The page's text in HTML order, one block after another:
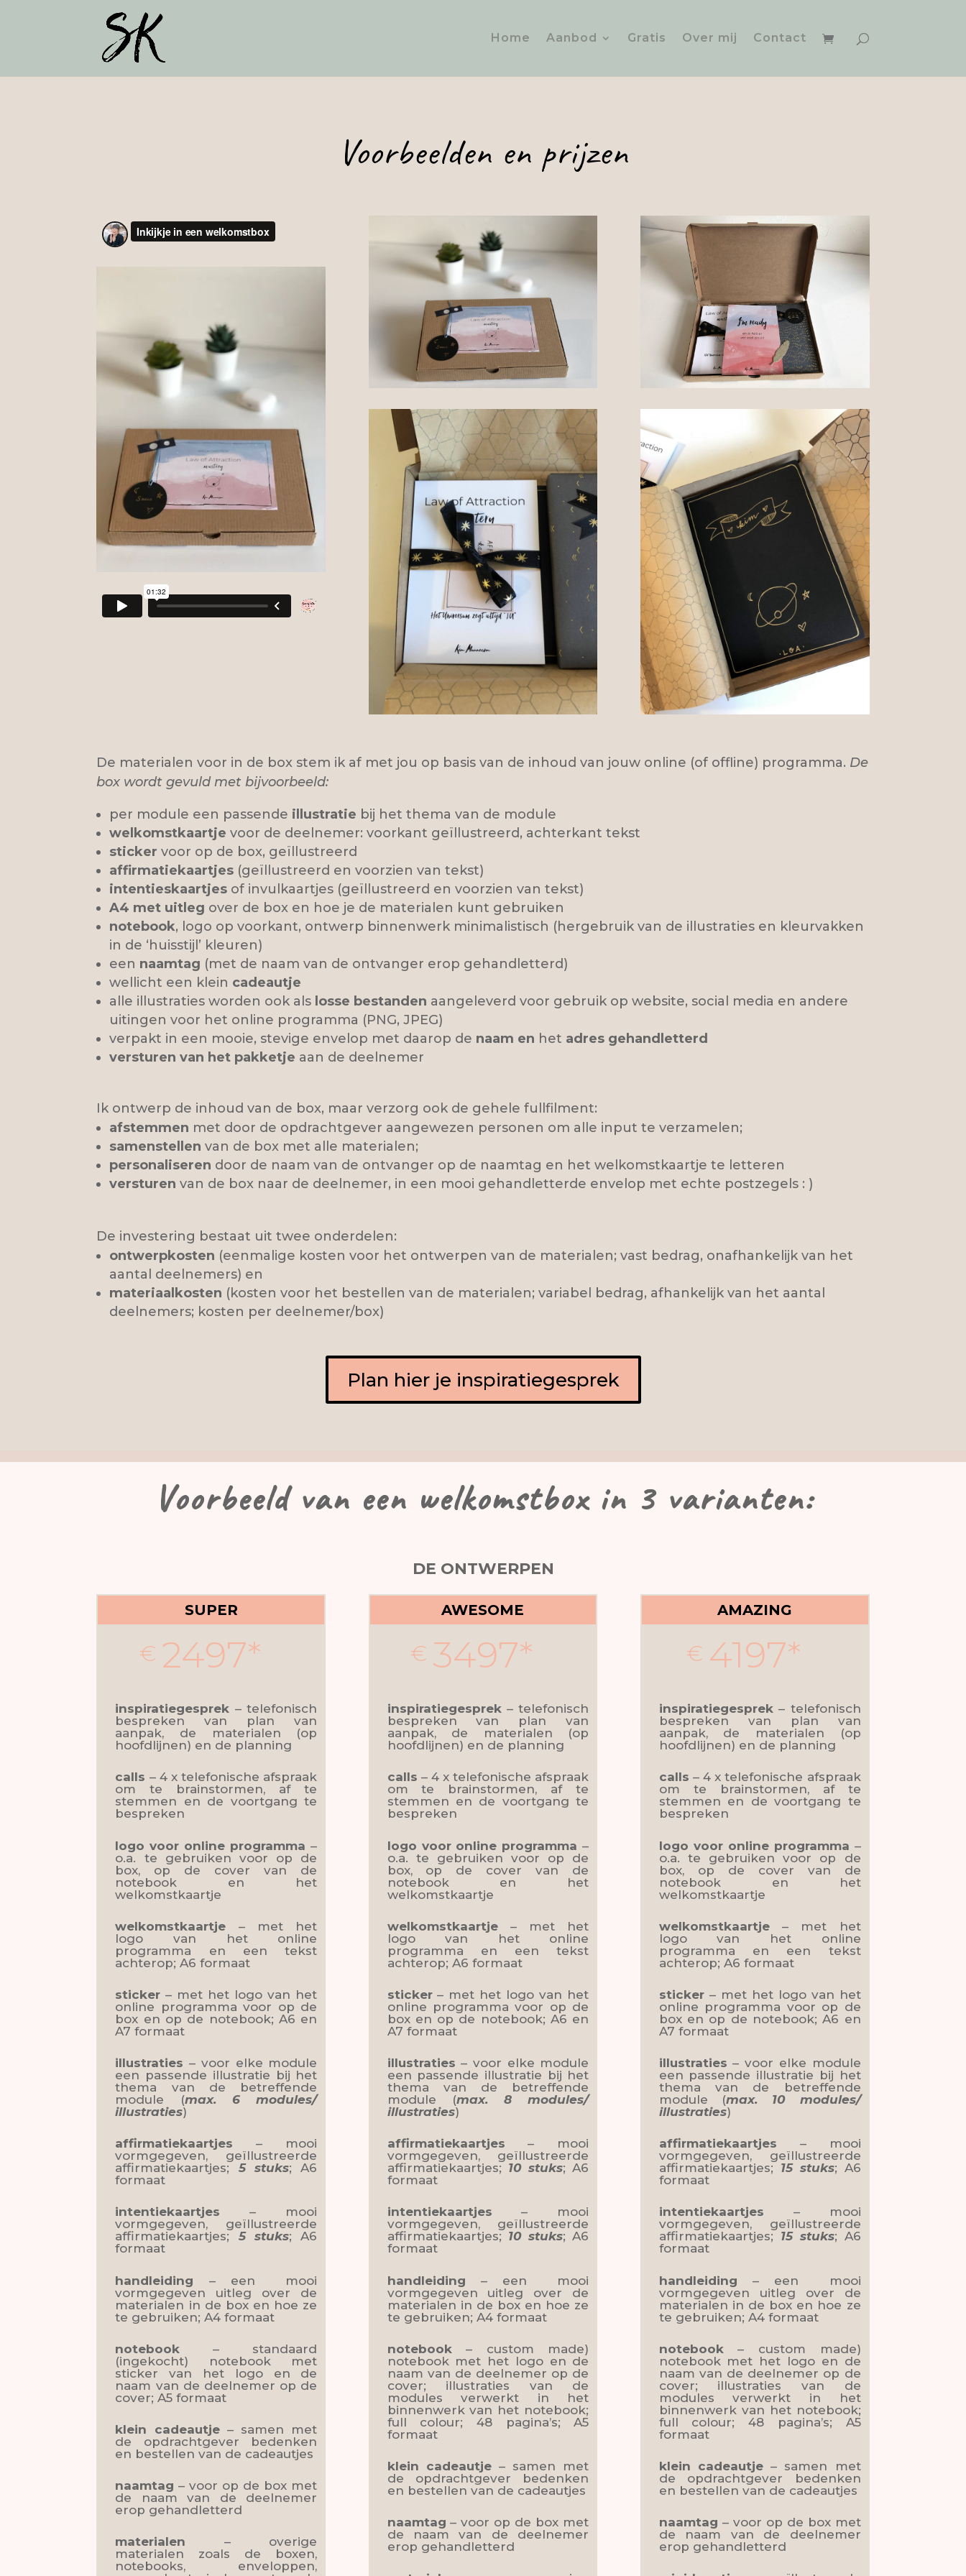
Home Aanbod Gratis Over mij Contact
Voorbeelden en prijzen
De materialen voor in de box stem ik af met jou op basis van de inhoud van jouw online (of offline) programma. De
box wordt gevuld met bijvoorbeeld:
per module een passende illustratie bij het thema van de module
welkomstkaartje voor de deelnemer: voorkant geïllustreerd, achterkant tekst
sticker voor op de box, geïllustreerd
affirmatiekaartjes (geïllustreerd en voorzien van tekst)
intentieskaartjes of invulkaartjes (geïllustreerd en voorzien van tekst)
A4 met uitleg over de box en hoe je de materialen kunt gebruiken
notebook, logo op voorkant, ontwerp binnenwerk minimalistisch (hergebruik van de illustraties en kleurvakken
in de ‘huisstijl’ kleuren)
een naamtag (met de naam van de ontvanger erop gehandletterd)
wellicht een klein cadeautje
alle illustraties worden ook als losse bestanden aangeleverd voor gebruik op website, social media en andere
uitingen voor het online programma (PNG, JPEG)
verpakt in een mooie, stevige envelop met daarop de naam en het adres gehandletterd
versturen van het pakketje aan de deelnemer
Ik ontwerp de inhoud van de box, maar verzorg ook de gehele fullfilment:
afstemmen met door de opdrachtgever aangewezen personen om alle input te verzamelen;
samenstellen van de box met alle materialen;
personaliseren door de naam van de ontvanger op de naamtag en het welkomstkaartje te letteren
versturen van de box naar de deelnemer, in een mooi gehandletterde envelop met echte postzegels : )
De investering bestaat uit twee onderdelen:
ontwerpkosten (eenmalige kosten voor het ontwerpen van de materialen; vast bedrag, onafhankelijk van het
aantal deelnemers) en
materiaalkosten (kosten voor het bestellen van de materialen; variabel bedrag, afhankelijk van het aantal
deelnemers; kosten per deelnemer/box)
Plan hier je inspiratiegesprek
Voorbeeld van een welkomstbox in 3 varianten:
DE ONTWERPEN
SUPER
€ 2497*
inspiratiegesprek – telefonisch
bespreken van plan van
aanpak, de materialen (op
hoofdlijnen) en de planning
calls – 4 x telefonische afspraak
om te brainstormen, af te
stemmen en de voortgang te
bespreken
logo voor online programma –
o.a. te gebruiken voor op de
box, op de cover van de
notebook en het
welkomstkaartje
welkomstkaartje – met het
logo van het online
programma en een tekst
achterop; A6 formaat
sticker – met het logo van het
online programma voor op de
box en op de notebook; A6 en
A7 formaat
illustraties – voor elke module
een passende illustratie bij het
thema van de betreffende
module (max. 6 modules/
illustraties)
affirmatiekaartjes – mooi
vormgegeven, geïllustreerde
affirmatiekaartjes; 5 stuks; A6
formaat
intentiekaartjes – mooi
vormgegeven, geïllustreerde
affirmatiekaartjes; 5 stuks; A6
formaat
handleiding – een mooi
vormgegeven uitleg over de
materialen in de box en hoe ze
te gebruiken; A4 formaat
notebook – standaard
(ingekocht) notebook met
sticker van het logo en de
naam van de deelnemer op de
cover; A5 formaat
klein cadeautje– samen met
de opdrachtgever bedenken
en bestellen van de cadeautjes
naamtag – voor op de box met
de naam van de deelnemer
erop gehandletterd
materialen – overige
materialen zoals de boxen,
notebooks, enveloppen,
AWESOME
€ 3497*
inspiratiegesprek– telefonisch
bespreken van plan van
aanpak, de materialen (op
hoofdlijnen) en de planning
calls – 4 x telefonische afspraak
om te brainstormen, af te
stemmen en de voortgang te
bespreken
logo voor online programma –
o.a. te gebruiken voor op de
box, op de cover van de
notebook en het
welkomstkaartje
welkomstkaartje– met het
logo van het online
programma en een tekst
achterop; A6 formaat
sticker– met het logo van het
online programma voor op de
box en op de notebook; A6 en
A7 formaat
illustraties – voor elke module
een passende illustratie bij het
thema van de betreffende
module (max. 8 modules/
illustraties)
affirmatiekaartjes – mooi
vormgegeven, geïllustreerde
affirmatiekaartjes; 10 stuks; A6
formaat
intentiekaartjes – mooi
vormgegeven, geïllustreerde
affirmatiekaartjes; 10 stuks; A6
formaat
handleiding – een mooi
vormgegeven uitleg over de
materialen in de box en hoe ze
te gebruiken; A4 formaat
notebook– custom made)
notebook met het logo en de
naam van de deelnemer op de
cover; illustraties van de
modules verwerkt in het
binnenwerk van het notebook;
full colour; 48 pagina’s; A5
formaat
klein cadeautje– samen met
de opdrachtgever bedenken
en bestellen van de cadeautjes
naamtag – voor op de box met
de naam van de deelnemer
erop gehandletterd
AMAZING
€ 4197*
inspiratiegesprek– telefonisch
bespreken van plan van
aanpak, de materialen (op
hoofdlijnen) en de planning
calls – 4 x telefonische afspraak
om te brainstormen, af te
stemmen en de voortgang te
bespreken
logo voor online programma –
o.a. te gebruiken voor op de
box, op de cover van de
notebook en het
welkomstkaartje
welkomstkaartje– met het
logo van het online
programma en een tekst
achterop; A6 formaat
sticker– met het logo van het
online programma voor op de
box en op de notebook; A6 en
A7 formaat
illustraties – voor elke module
een passende illustratie bij het
thema van de betreffende
module (max. 10 modules/
illustraties)
affirmatiekaartjes – mooi
vormgegeven, geïllustreerde
affirmatiekaartjes; 15 stuks; A6
formaat
intentiekaartjes – mooi
vormgegeven, geïllustreerde
affirmatiekaartjes; 15 stuks; A6
formaat
handleiding – een mooi
vormgegeven uitleg over de
materialen in de box en hoe ze
te gebruiken; A4 formaat
notebook– custom made)
notebook met het logo en de
naam van de deelnemer op de
cover; illustraties van de
modules verwerkt in het
binnenwerk van het notebook;
full colour; 48 pagina’s; A5
formaat
klein cadeautje– samen met
de opdrachtgever bedenken
en bestellen van de cadeautjes
naamtag – voor op de box met
de naam van de deelnemer
erop gehandletterd